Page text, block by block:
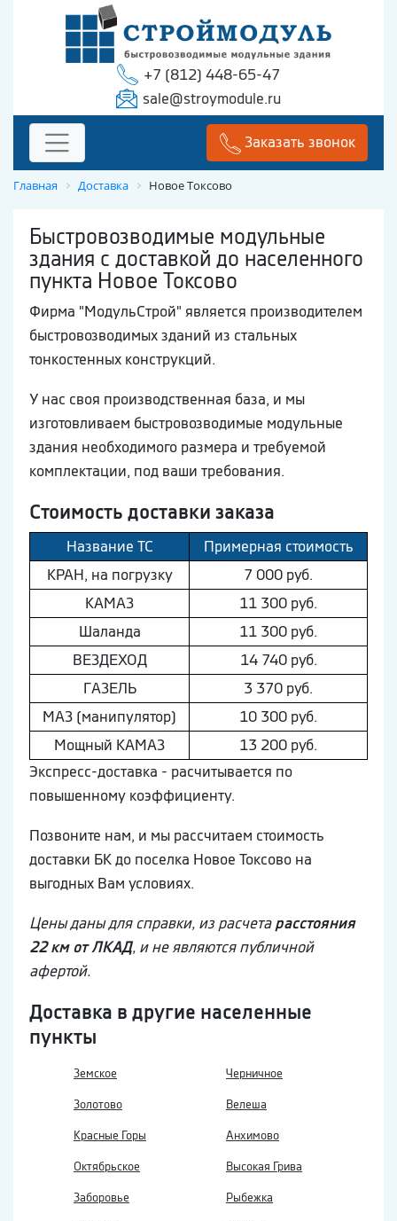
+7 (812) 448-65-47
sale@stroymodule.ru
Заказать звонок
Главная Доставка Новое Токсово
Быстровозводимые модульные
здания с доставкой до населенного
пункта Новое Токсово
Фирма "МодульСтрой" является производителем
быстровозводимых зданий из стальных
тонкостенных конструкций.
У нас своя производственная база, и мы
изготовливаем быстровозводимые модульные
здания необходимого размера и требуемой
комплектации, под ваши требования.
Стоимость доставки заказа
Название ТС
Примерная стоимость
КРАН, на погрузку
7 000 руб.
КAМAЗ
11 300 руб.
Шaлaнда
11 300 руб.
ВEЗДEХОД
14 740 руб.
ГAЗEЛЬ
3 370 руб.
МAЗ (манипулятор)
10 300 руб.
Мощный КAМAЗ
13 200 руб.
Экспресс-доставка - расчитывается по
повышенному коэффициенту.
Позвоните нам, и мы рассчитаем стоимость
доставки БК до поселка Новое Токсово на
выгодных Вам условиях.
Цены даны для справки, из расчетарасстояния
22 км от ЛКАД, и не являются публичной
афертой.
Доставка в другие населенные
пункты
Земское Черничное
Золотово Велеша
Красные Горы Анхимово
Октябрьское Высокая Грива
Заборовье Рыбежка